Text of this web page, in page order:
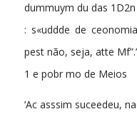
dummuym du das
: s«uddde de
pest não, seja, atte Mf”.’
1 e pobr mo de Meios
‘Ac asssim suceedeu,